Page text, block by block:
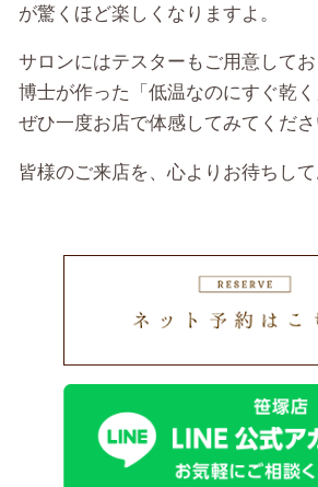
が驚くほど楽しくなりますよ。
サロンにはテスターもご用意して
博士が作った「低温なのにすぐ乾く
ぜひ一度お店で体感してみてくださ
皆様のご来店を、心よりお待ちして